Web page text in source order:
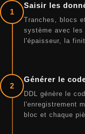
1
Saisir les
Tranches, blocs
système avec les
l'épaisseur, la
2
Générer le
DDL génère le
l'enregistrement
bloc et chaque